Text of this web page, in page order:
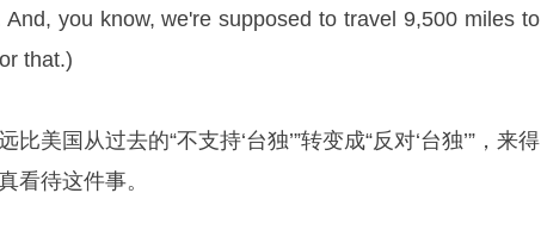
you know, we're supposed to travel 9,500 miles to
that.)
美国从过去的“不支持‘台独’”转变成“反对‘台独’”，来得
看待这件事。